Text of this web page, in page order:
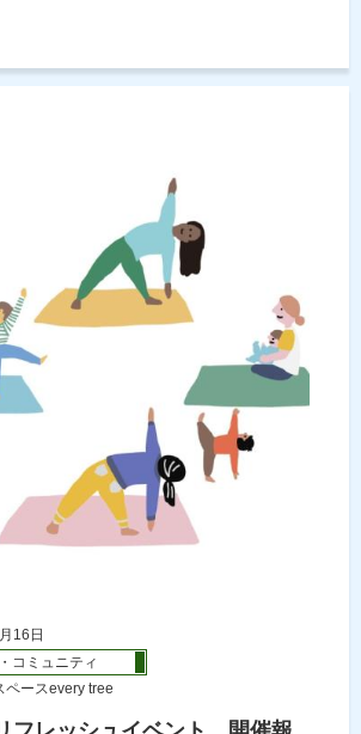
16日
コミュニティ
ペースevery tree